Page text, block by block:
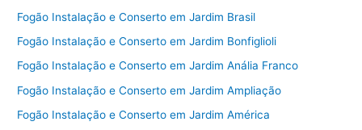
Fogão Instalação e Conserto em Jardim Brasil
Fogão Instalação e Conserto em Jardim Bonfiglioli
Fogão Instalação e Conserto em Jardim Anália Franco
Fogão Instalação e Conserto em Jardim Ampliação
Fogão Instalação e Conserto em Jardim América